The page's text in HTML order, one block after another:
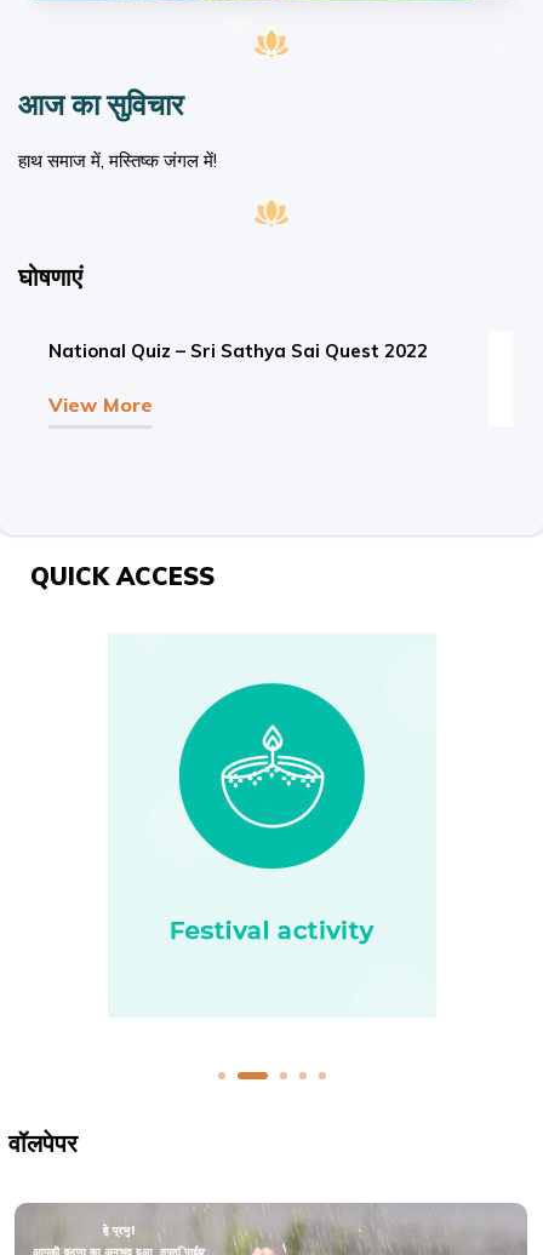
आज का सुविचार
हाथ समाज में, मस्तिष्क जंगल में!
घोषणाएं
National Quiz – Sri Sathya Sai Quest 2022
View More
QUICK ACCESS
वॉलपेपर